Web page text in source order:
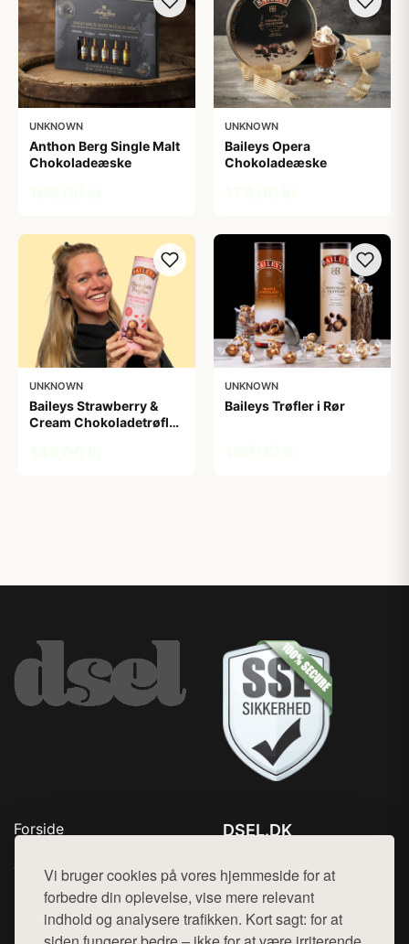
Vi bruger cookies på vores hjemmeside for at
forbedre din oplevelse, vise mere relevant
indhold og analysere trafikken. Kort sagt: for at
UNKNOWN
Anthon Berg Single Malt
Chokoladeæske
UNKNOWN
Baileys Opera
Chokoladeæske
UNKNOWN
Baileys Strawberry &
Cream Chokoladetrøfler
UNKNOWN
Baileys Trøfler i Rør
Forside
Top Rabatter
Blog
Kontakt
DSEL.DK
Mail: hej@want.dk
Cookie- og privatlivspolitik